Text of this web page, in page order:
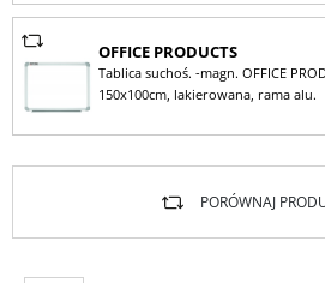
OFFICE PRODUCTS
Tablica suchoś. -magn. OFFICE
150x100cm, lakierowana, rama alu.
PORÓWNAJ